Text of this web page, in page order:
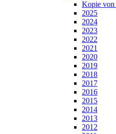
Kopie von
2025
2024
2023
2022
2021
2020
2019
2018
2017
2016
2015
2014
2013
2012